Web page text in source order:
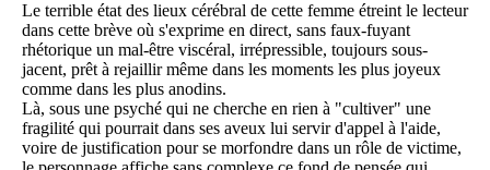
Le terrible état des lieux cérébral de cette femme étreint le lecteur
dans cette brève où s'exprime en direct, sans faux-fuyant
rhétorique un mal-être viscéral, irrépressible, toujours sous-
jacent, prêt à rejaillir même dans les moments les plus joyeux
comme dans les plus anodins.
Là, sous une psyché qui ne cherche en rien à "cultiver" une
fragilité qui pourrait dans ses aveux lui servir d'appel à l'aide,
voire de justification pour se morfondre dans un rôle de victime,